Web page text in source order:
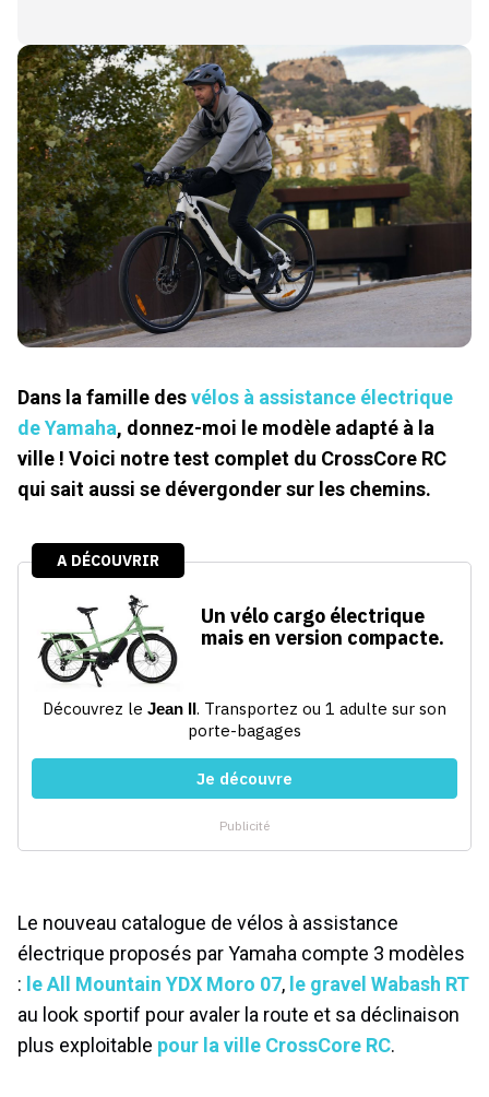
Dans la famille desvélos à assistance électrique
de Yamaha, donnez-moi le modèle adapté à la
ville ! Voici notre test complet du CrossCore RC
qui sait aussi se dévergonder sur les chemins.
Le nouveau catalogue de vélos à assistance
électrique proposés par Yamaha compte 3 modèles
: le All Mountain YDX Moro 07, le gravel Wabash RT
au look sportif pour avaler la route et sa déclinaison
plus exploitable pour la ville CrossCore RC.